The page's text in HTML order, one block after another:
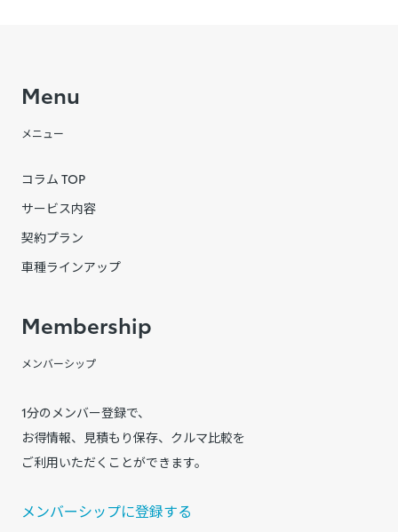
Menu
メニュー
コラム TOP
サービス内容
契約プラン
車種ラインアップ
Membership
メンバーシップ
1分のメンバー登録で、
お得情報、見積もり保存、クルマ比較を
ご利用いただくことができます。
メンバーシップに登録する